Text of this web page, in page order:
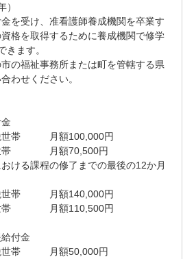
）
を受け、准看護師養成機関を卒業す
格を取得するために養成機関で修学
きます。
福祉事務所または町を管轄する県
わせください。
帯 月額100,000円
帯 月額70,500円
る課程の修了までの最後の12か月
帯 月額140,000円
月額110,500円
付金
帯 月額50,000円